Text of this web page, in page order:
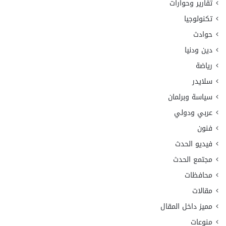
تقارير وحوارات
تكنولوجيا
حوادث
دين ودنيا
رياضة
سلايدر
سياسة وبرلمان
عربي ودولي
فنون
فيديو الحدث
مجتمع الحدث
محافظات
مقالات
مميز داخل المقال
منوعات